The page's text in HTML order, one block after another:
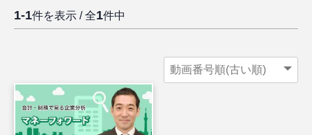
1-1件を表示 / 全1件中